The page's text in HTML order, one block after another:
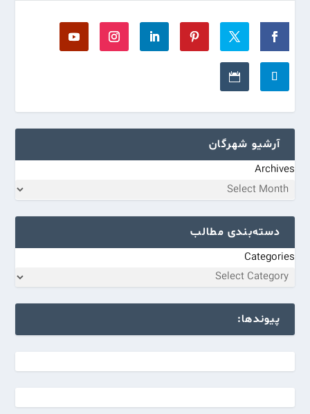
آرشیو شهرگان
Archives
دسته‌بندی مطالب
Categories
پیوندها: